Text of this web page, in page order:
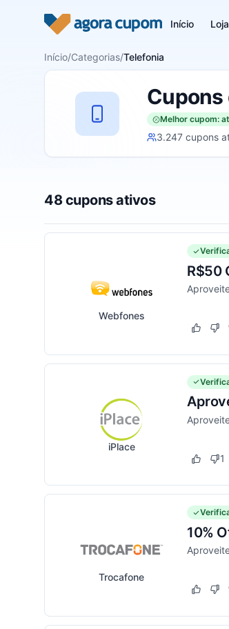
Início
Início/Categorias/Telefonia
Cupons
Melhor cupom:
3.247 cupons
48 cupons ativos
Webfones
R$50
Este
iPlace
Este 1
Trocafone
10%
Este